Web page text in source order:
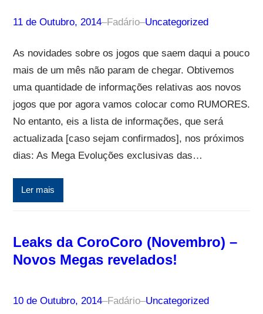
11 de Outubro, 2014–Fadário–Uncategorized
As novidades sobre os jogos que saem daqui a pouco
mais de um mês não param de chegar. Obtivemos
uma quantidade de informações relativas aos novos
jogos que por agora vamos colocar como RUMORES.
No entanto, eis a lista de informações, que será
actualizada [caso sejam confirmados], nos próximos
dias: As Mega Evoluções exclusivas das…
Ler mais
Leaks da CoroCoro (Novembro) –
Novos Megas revelados!
10 de Outubro, 2014–Fadário–Uncategorized